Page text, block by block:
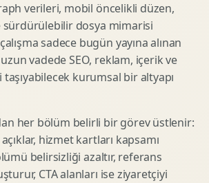
verileri, mobil öncelikli düzen,
dosya mimarisi
sadece bugün yayına alınan
vadede SEO, reklam, içerik ve
kurumsal bir altyapı
her bölüm belirli bir görev üstlenir:
hizmet kartları kapsamı
belirsizliği azaltır, referans
CTA alanları ise ziyaretçiyi